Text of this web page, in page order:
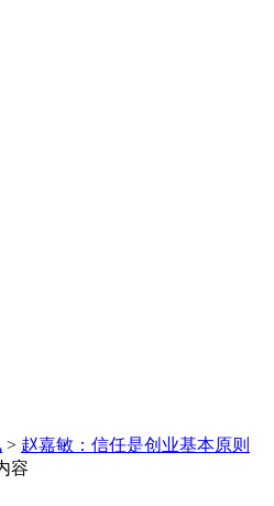
> 赵嘉敏：信任是创业基本原则
容